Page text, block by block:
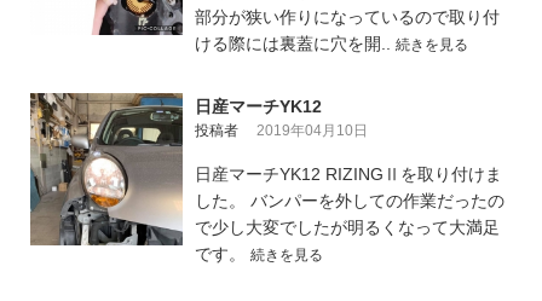
部分が狭い作りになっているので取り付
ける際には裏蓋に穴を開.. 続きを見る
日産マーチYK12
投稿者 2019年04月10日
日産マーチYK12 RIZINGⅡを取り付けま
した。 バンパーを外しての作業だったの
で少し大変でしたが明るくなって大満足
です。 続きを見る